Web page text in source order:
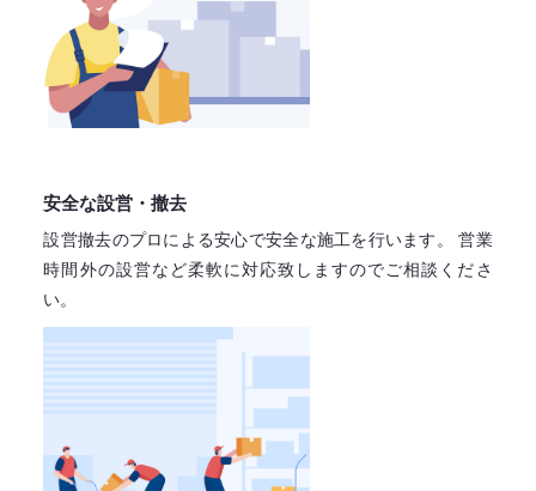
安全な設営・撤去
設営撤去のプロによる安心で安全な施工を行います。
営業
時間外の設営など柔軟に対応致しますのでご相談くださ
い。